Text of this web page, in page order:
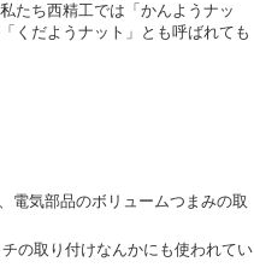
たち西精工では「かんようナッ
くだようナット」とも呼ばれても
電気部品のボリュームつまみの取
の取り付けなんかにも使われてい